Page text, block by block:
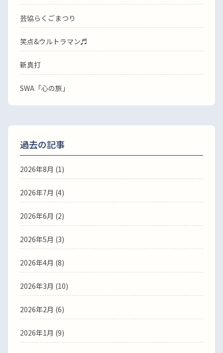
芸協らくごまつり
笑点&ウルトラマン♬
新真打
SWA「心の旅」
過去の記事
2026年8月 (1)
2026年7月 (4)
2026年6月 (2)
2026年5月 (3)
2026年4月 (8)
2026年3月 (10)
2026年2月 (6)
2026年1月 (9)